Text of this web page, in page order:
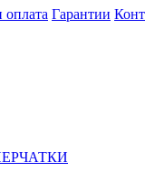
оплата Гарантии